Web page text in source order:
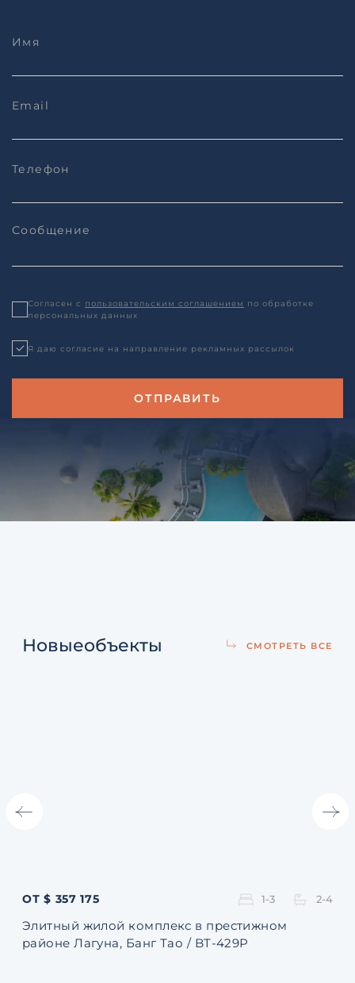
Согласен с пользовательским соглашением по обработке
персональных данных
Я даю согласие на направление рекламных рассылок
Новыеобъекты СМОТРЕТЬ ВСЕ
ОТ $ 357 175 1-3 2-4
Элитный жилой комплекс в престижном
районе Лагуна, Банг Тао / BT-429P